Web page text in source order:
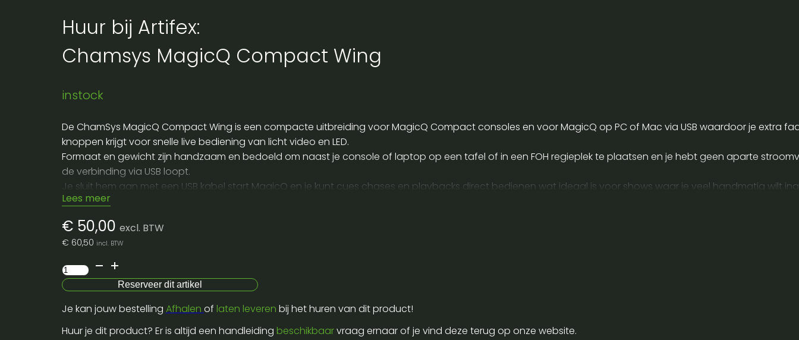
Huur bij Artifex:
Chamsys MagicQ Compact Wing
instock
De ChamSys MagicQ Compact Wing is een compacte uitbreiding voor MagicQ Compact consoles en voor MagicQ op PC of Mac via USB waardoor je extra
knoppen krijgt voor snelle live bediening van licht video en LED.
Formaat en gewicht zijn handzaam en bedoeld om naast je console of laptop op een tafel of in een FOH regieplek te plaatsen en je hebt geen aparte
de verbinding via USB loopt.
Je sluit hem aan met een USB kabel start MagicQ en je kunt cues chases en playbacks direct bedienen wat ideaal is voor shows waar je veel handmatig wilt
Voor transport adviseren we een stevige koffer of flightcase en het los vervoeren van de wing zonder druk op faders en knoppen en til hem bij voorkeur met
Bij het huren is het handig om te checken of je een geschikte USB kabel en een compatibele MagicQ setup meeneemt en of je tafelruimte hebt voor stabiele
Lees meer
€ 50,00 excl. BTW
€ 60,50 incl. BTW
Chamsys
MagicQ
Compact
Wing
aantal
Reserveer dit artikel
Je kan jouw bestelling Afhalen of laten leveren bij het huren van dit product!
Huur je dit product? Er is altijd een handleiding beschikbaarvraag ernaar of je vind deze terug op onze website.